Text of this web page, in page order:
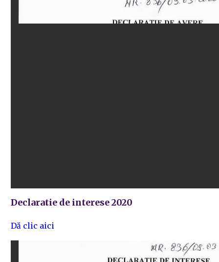
Declaratie de interese 2020
Dă clic aici